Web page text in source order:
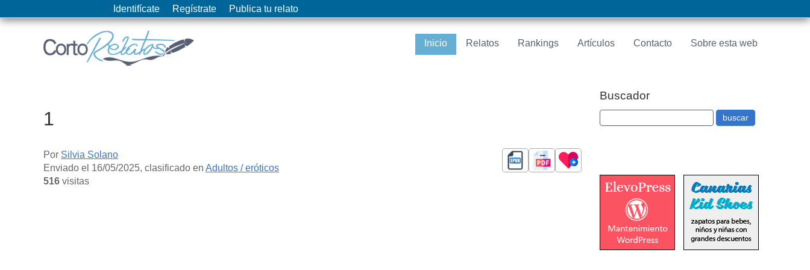
Identifícate Regístrate Publica tu relato
Inicio Relatos Rankings Artículos Contacto Sobre esta web
1
Por Silvia Solano
Enviado el 16/05/2025, clasificado en Adultos / eróticos
516 visitas
Buscador